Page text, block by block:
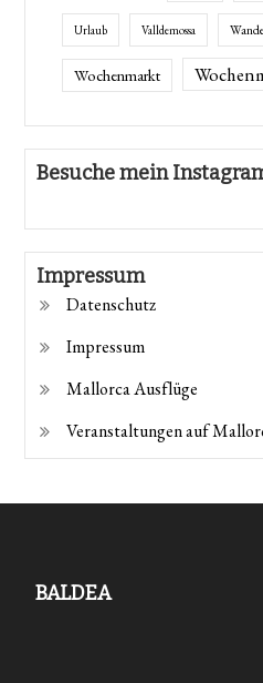
Urlaub Valldemossa
Wochenmarkt
Besuche mein
Impressum
Datenschutz
Impressum
Mallorca Ausflüge
Veranstaltungen auf
BALDEA